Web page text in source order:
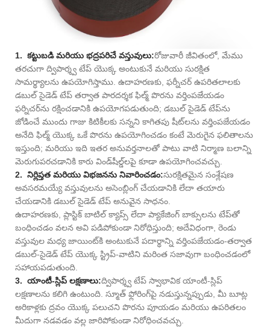
1. కట్టుబడి మరియు భద్రపరిచే వస్తువులు:రోజువారీ జీవితంలో, మేము
తరచుగా ద్విపార్శ్వ టేప్ యొక్క అంటుకునే మరియు సురక్షిత
సామర్థ్యాలను ఉపయోగిస్తాము. ఉదాహరణకు, ఫర్నీచర్ ఉపరితలాలకు
డబుల్ సైడెడ్ టేప్ తర్వాత పారదర్శక ఫిల్మ్ పొరను వర్తింపజేయడం
ఫర్నిచర్‌ను రక్షించడానికి ఉపయోగపడుతుంది; డబుల్ సైడెడ్ టేప్‌ను
జోడించే ముందు గాజు కిటికీలకు సన్నని కాగితపు షీట్‌లను వర్తింపజేయడం
అనేది ఫిల్మ్ యొక్క ఒకే పొరను ఉపయోగించడం కంటే మెరుగైన ఫలితాలను
ఇస్తుంది; మరియు ఇది ఇతర అనువర్తనాలతో పాటు వాటి నిర్మాణ బలాన్ని
మెరుగుపరచడానికి కారు విండ్‌షీల్డ్‌లపై కూడా ఉపయోగించవచ్చు.
2. నిర్లిప్తత మరియు విభజనను నివారించడం:సురక్షితమైన సంశ్లేషణ
అవసరమయ్యే వస్తువులను అసెంబ్లింగ్ చేయడానికి లేదా తయారు
చేయడానికి డబుల్ సైడెడ్ టేప్ అనువైన సాధనం.
ఉదాహరణకు, ప్లాస్టిక్ బాటిల్ క్యాప్స్ లేదా ప్యాకేజింగ్ బాక్సులను టేప్‌తో
బంధించడం వలన అవి పడిపోకుండా నిరోధిస్తుంది; అదేవిధంగా, రెండు
వస్తువుల మధ్య జాయింట్‌కి అంటుకునే పదార్థాన్ని వర్తింపజేయడం-తర్వాత
డబుల్-సైడెడ్ టేప్ యొక్క స్ట్రిప్-వాటిని మరింత సజావుగా బంధించడంలో
సహాయపడుతుంది.
3. యాంటీ-స్లిప్ లక్షణాలు:ద్విపార్శ్వ టేప్ స్వాభావిక యాంటీ-స్లిప్
లక్షణాలను కలిగి ఉంటుంది. స్మూత్ ఫ్లోరింగ్‌పై నడుస్తున్నప్పుడు, మీ బూట్ల
అరికాళ్లకు ద్రవం యొక్క పలుచని పొరను పూయడం మరియు ఉపరితలం
మీదుగా నడవడం వల్ల జారిపోకుండా నిరోధించవచ్చు.